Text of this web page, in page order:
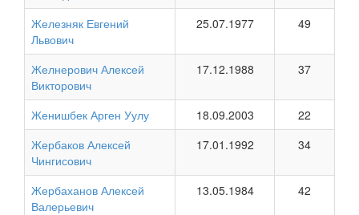
Железняк Евгений
Львович
25.07.1977 49
Желнерович Алексей
Викторович
17.12.1988 37
Женишбек Арген Уулу 18.09.2003
22
Жербаков Алексей
Чингисович
17.01.1992 34
Жербаханов Алексей
Валерьевич
13.05.1984 42